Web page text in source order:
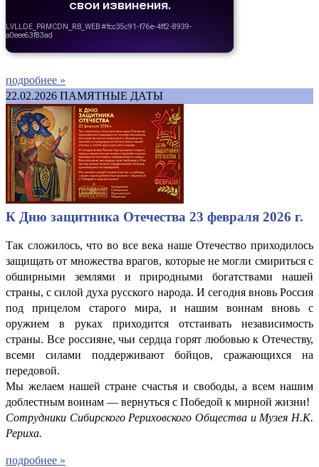
подробнее »
22.02.2026 ПАМЯТНЫЕ ДАТЫ
К Дню защитника Отечества 23 февраля 2026 г.
Так сложилось, что во все века наше Отечество приходилось
защищать от множества врагов, которые не могли смириться с
обширными землями и природными богатствами нашей
страны, с силой духа русского народа. И сегодня вновь Россия
под прицелом старого мира, и нашим воинам вновь с
оружием в руках приходится отстаивать независимость
страны. Все россияне, чьи сердца горят любовью к Отечеству,
всеми силами поддерживают бойцов, сражающихся на
передовой.
Мы желаем нашей стране счастья и свободы, а всем нашим
доблестным воинам — вернуться с Победой к мирной жизни!
Сотрудники Сибирского Рериховского Общества и Музея Н.К.
Рериха.
подробнее »